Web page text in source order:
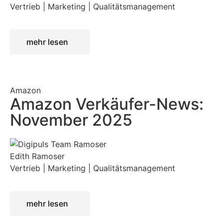
Vertrieb | Marketing | Qualitätsmanagement
mehr lesen
Amazon
Amazon Verkäufer-News:
November 2025
Edith Ramoser
Vertrieb | Marketing | Qualitätsmanagement
mehr lesen